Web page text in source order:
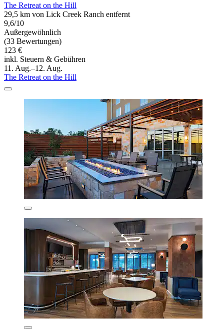
The Retreat on the Hill
29,5 km von Lick Creek Ranch entfernt
9,6/10
Außergewöhnlich
(33 Bewertungen)
123 €
inkl. Steuern & Gebühren
11. Aug.–12. Aug.
The Retreat on the Hill